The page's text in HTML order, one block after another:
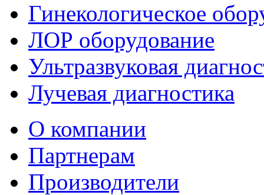
Гинекологическое
ЛОР оборудование
Ультразвуковая
Лучевая диагностика
О компании
Партнерам
Производители